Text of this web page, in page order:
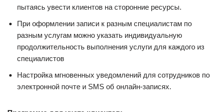
пытаясь увести клиентов на сторонние ресурсы.
При оформлении записи к разным специалистам по
разным услугам можно указать индивидуальную
продолжительность выполнения услуги для каждого из
специалистов
Настройка мгновенных уведомлений для сотрудников по
электронной почте и SMS об онлайн-записях.